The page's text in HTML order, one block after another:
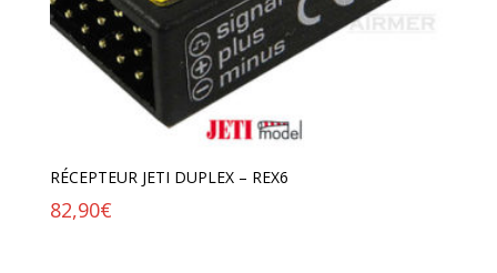
RÉCEPTEUR JETI DUPLEX – REX6
82,90€